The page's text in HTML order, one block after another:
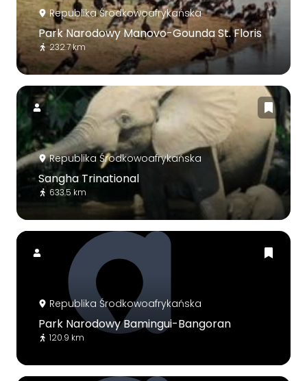
Republika Środkowoafrykańska
Park Narodowy Manovo-Gounda St. Floris
232.7 km
Republika Środkowoafrykańska
Sangha Trinational
633.5 km
Republika Środkowoafrykańska
Park Narodowy Bamingui-Bangoran
120.9 km